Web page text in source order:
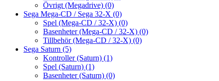
Övrigt (Megadrive) (0)
Sega Mega-CD / Sega 32-X (0)
Spel (Mega-CD / 32-X) (0)
Basenheter (Mega-CD / 32-X) (0)
Tillbehör (Mega-CD / 32-X) (0)
Sega Saturn (5)
Kontroller (Saturn) (1)
Spel (Saturn) (1)
Basenheter (Saturn) (0)